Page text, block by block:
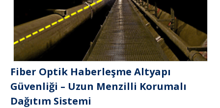
Fiber Optik Haberleşme Altyapı
Güvenliği – Uzun Menzilli Korumalı
Dağıtım Sistemi